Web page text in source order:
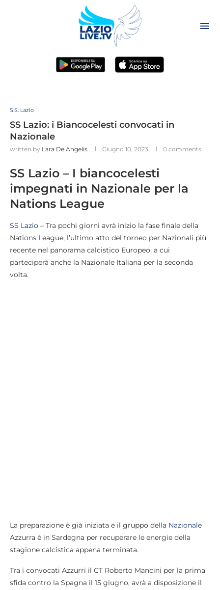
S.S. Lazio
SS Lazio: i Biancocelesti convocati in
Nazionale
written by Lara De Angelis Giugno 10, 2023 0 comments
SS Lazio – I biancocelesti
impegnati in Nazionale per la
Nations League
SS Lazio – Tra pochi giorni avrà inizio la fase finale della
Nations League, l’ultimo atto del torneo per Nazionali più
recente nel panorama calcistico Europeo, a cui
parteciperà anche la Nazionale Italiana per la seconda
volta.
La preparazione è già iniziata e il gruppo della Nazionale
Azzurra è in Sardegna per recuperare le energie della
stagione calcistica appena terminata.
Tra i convocati Azzurri il CT Roberto Mancini per la prima
sfida contro la Spagna il 15 giugno, avrà a disposizione il